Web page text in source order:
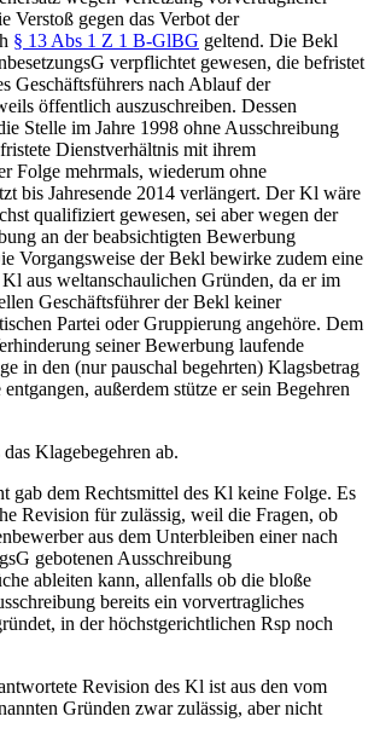
Verstoß gegen das Verbot der
§ 13 Abs 1 Z 1 B-GlBG geltend. Die Bekl
verpflichtet gewesen, die befristet
Geschäftsführers nach Ablauf der
öffentlich auszuschreiben. Dessen
Stelle im Jahre 1998 ohne Ausschreibung
Dienstverhältnis mit ihrem
Folge mehrmals, wiederum ohne
bis Jahresende 2014 verlängert. Der Kl wäre
qualifiziert gewesen, sei aber wegen der
an der beabsichtigten Bewerbung
Vorgangsweise der Bekl bewirke zudem eine
aus weltanschaulichen Gründen, da er im
Geschäftsführer der Bekl keiner
Partei oder Gruppierung angehöre. Dem
seiner Bewerbung laufende
in den (nur pauschal begehrten) Klagsbetrag
außerdem stütze er sein Begehren
Klagebegehren ab.
gab dem Rechtsmittel des Kl keine Folge. Es
Revision für zulässig, weil die Fragen, ob
aus dem Unterbleiben einer nach
gebotenen Ausschreibung
ableiten kann, allenfalls ob die bloße
bereits ein vorvertragliches
in der höchstgerichtlichen Rsp noch
Revision des Kl ist aus den vom
Gründen zwar zulässig, aber nicht